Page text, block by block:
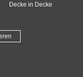
Decke in Decke